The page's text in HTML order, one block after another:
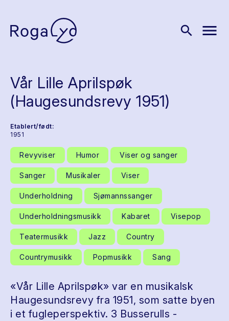
search menu
Vår Lille Aprilspøk
(Haugesundsrevy 1951)
Etablert/født:
1951
Revyviser Humor Viser og sanger
Sanger Musikaler Viser
Underholdning Sjømannssanger
Underholdningsmusikk Kabaret Visepop
Teatermusikk Jazz Country
Countrymusikk Popmusikk Sang
«Vår Lille Aprilspøk» var en musikalsk
Haugesundsrevy fra 1951, som satte byen
i et fugleperspektiv. 3 Busserulls -